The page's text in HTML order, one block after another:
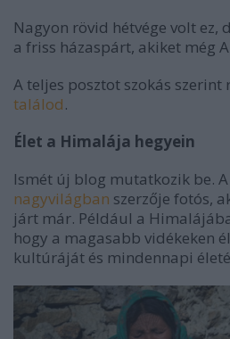
Nagyon rövid hétvége volt ez,
a friss házaspárt, akiket még
A teljes posztot szokás szerint
találod.
Élet a Himalája hegyein
Ismét új blog mutatkozik be. A
nagyvilágban szerzője fotós,
járt már. Például a
hogy a magasabb vidékeken
kultúráját és mindennapi